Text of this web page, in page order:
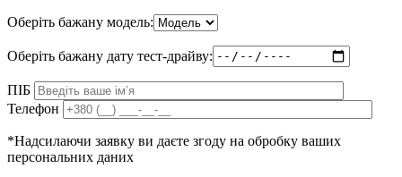
Оберіть бажану модель:
Оберіть бажану дату тест-драйву:
ПІБ
Телефон
*Надсилаючи заявку ви даєте згоду на обробку ваших
персональних даних